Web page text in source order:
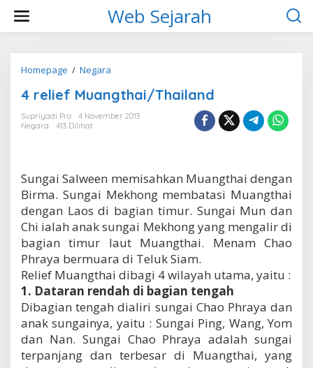
w
Web Sejarah
Homepage / Negara
e
i
a
n
g
h
a
i
/
T
h
a
a
4 relief Muangthai/Thailand
Supriyadi Pro
4 November 2013
Negara
413 Dilihat
Sungai Salween memisahkan Muangthai dengan
Birma. Sungai Mekhong membatasi Muangthai
dengan Laos di bagian timur. Sungai Mun dan
Chi ialah anak sungai Mekhong yang mengalir di
bagian timur laut Muangthai. Menam Chao
Phraya bermuara di Teluk Siam.
Relief Muangthai dibagi 4 wilayah utama, yaitu :
1. Dataran rendah di bagian tengah
Dibagian tengah dialiri sungai Chao Phraya dan
anak sungainya, yaitu : Sungai Ping, Wang, Yom
dan Nan. Sungai Chao Phraya adalah sungai
terpanjang dan terbesar di Muangthai, yang